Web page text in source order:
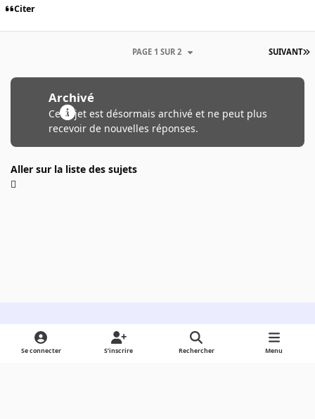
Citer
SUIVANT
PAGE 1 SUR 2
Archivé
Ce sujet est désormais archivé et ne peut plus
recevoir de nouvelles réponses.
Aller sur la liste des sujets
Light ModeDark ModeSystem Preference
Se connecter S’inscrire Rechercher Menu